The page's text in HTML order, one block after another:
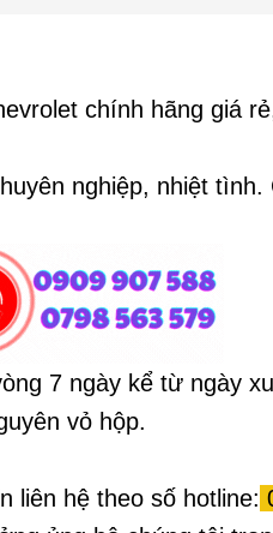
chính hãng giá
nghiệp, nhiệt
7 ngày kể từ ngày
vỏ hộp.
liên hệ theo số hotline: